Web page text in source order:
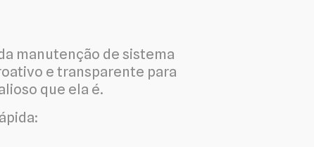
manutenção de sistema
e transparente para
que ela é.